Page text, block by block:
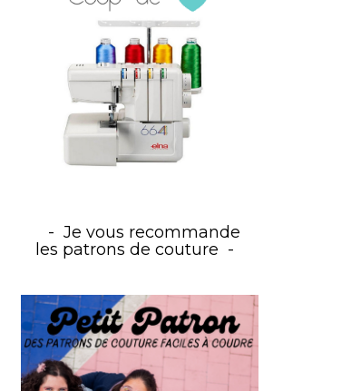
Je vous recommande
les patrons de couture